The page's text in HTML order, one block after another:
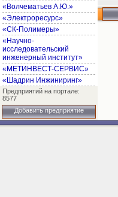
«Волчематьев А.Ю.»
«Электроресурс»
«СК-Полимеры»
«Научно-
исследовательский
инженерный институт»
«МЕТИНВЕСТ-СЕРВИС»
«Шадрин Инжиниринг»
Предприятий на портале:
8577
Добавить предприятие